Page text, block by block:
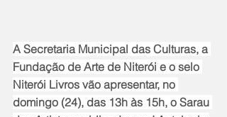
A Secretaria Municipal das Culturas, a
Fundação de Arte de Niterói e o selo
Niterói Livros vão apresentar, no
domingo (24), das 13h às 15h, o Sarau